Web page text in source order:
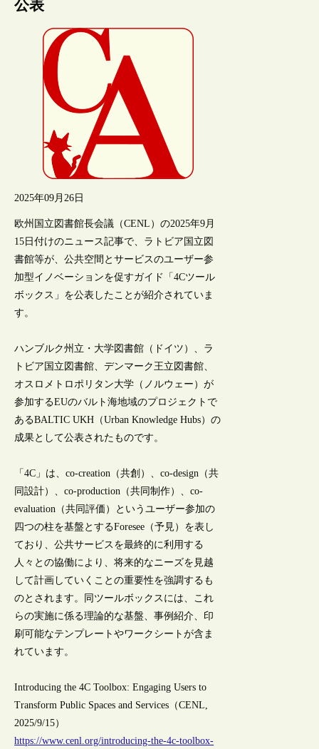
公表
2025年09月26日
欧州国立図書館長会議（CENL）の2025年9月
15日付けのニュース記事で、ラトビア国立図
書館等が、公共空間とサービスのユーザー参
加型イノベーションを促すガイド「4Cツール
ボックス」を公表したことが紹介されていま
す。
ハンブルク州立・大学図書館（ドイツ）、ラ
トビア国立図書館、デンマーク王立図書館、
オスロメトロポリタン大学（ノルウェー）が
参加するEUのバルト海地域のプロジェクトで
あるBALTIC UKH（Urban Knowledge Hubs）の
成果として公表されたものです。
「4C」は、co-creation（共創）、co-design（共
同設計）、co-production（共同制作）、co-
evaluation（共同評価）というユーザー参加の
四つの柱を基盤とするForesee（予見）を表し
ており、公共サービスを最終的に利用する
人々との協働により、将来的なニーズを見越
して計画していくことの重要性を強調するも
のとされます。同ツールボックスには、これ
らの実施に係る理論的な基盤、事例紹介、印
刷可能なテンプレートやワークシートが含ま
れています。
Introducing the 4C Toolbox: Engaging Users to
Transform Public Spaces and Services（CENL,
2025/9/15）
https://www.cenl.org/introducing-the-4c-toolbox-